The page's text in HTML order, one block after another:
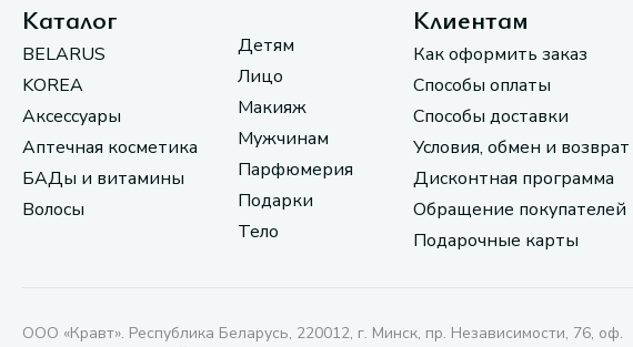
Каталог
BELARUS
KOREA
Аксессуары
Аптечная косметика
БАДы и витамины
Волосы
Детям
Лицо
Макияж
Мужчинам
Парфюмерия
Подарки
Тело
Клиентам
Как оформить заказ
Способы оплаты
Способы доставки
Условия, обмен и
Дисконтная программа
Обращение покупателей
Подарочные карты
ООО «Кравт». Республика Беларусь, 220012, г. Минск, пр. Независимости, 76, оф.